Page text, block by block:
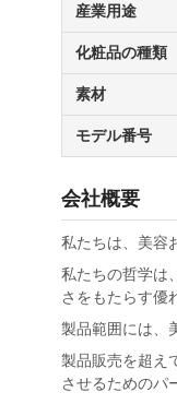
産業用途
化粧品の種類
素材
モデル番号
会社概要
私たちは、美容
私たちの哲学は
さをもたらす優
製品範囲には、
製品販売を超え
させるためのパ